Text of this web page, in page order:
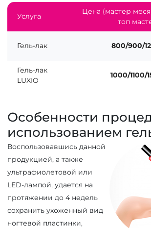
Услуга
Цена (мастер
топ
Гель-лак 800/900/
Гель-лак
LUXIO
1000/1100/
Особенности
использованием
Воспользовавшись данной
продукцией, а также
ультрафиолетовой или
LED-лампой, удается на
протяжении до 4 недель
сохранить ухоженный вид
ногтевой пластинки,